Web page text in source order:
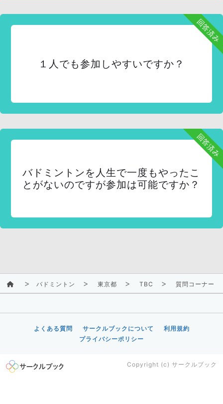
回答済み
１人でも参加しやすいですか？
回答済み
バドミントンを人生で一度もやったこ
とがないのですが参加は可能ですか？
バドミントン 東京都 TBC 質問コーナー
よくある質問 サークルブックについて
利用規約
プライバシーポリシー
Copyright (c) サークルブック